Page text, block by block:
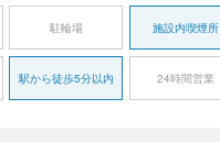
駐輪場 施設内喫煙所
駅から徒歩5分以内 24時間営業